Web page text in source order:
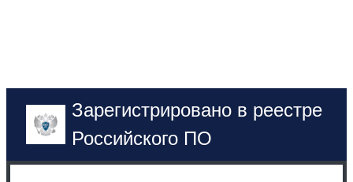
Зарегистрировано в реестре
Российского ПО